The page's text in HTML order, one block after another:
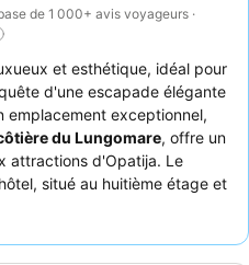
de 1 000+ avis voyageurs ·
et esthétique, idéal pour
d'une escapade élégante
emplacement exceptionnel,
du Lungomare, offre un
attractions d'Opatija. Le
situé au huitième étage et
une évasion tranquille. Les